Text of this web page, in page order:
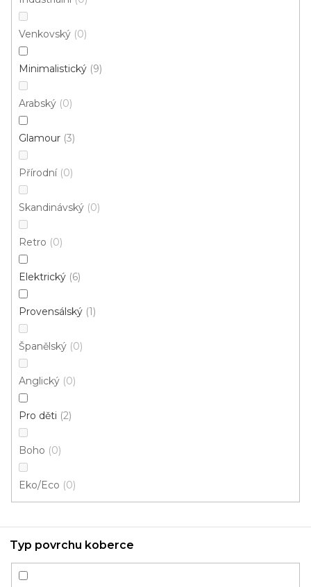
Venkovský 0
Minimalistický 9
Arabský 0
Glamour 3
Přírodní 0
Skandinávský 0
Retro 0
Elektrický 6
Provensálský 1
Španělský 0
Anglický 0
Pro děti 2
Boho 0
Eko/Eco 0
Typ povrchu koberce
Kusový koberec LABRADOR 71351 099 tyrkys
Skladem externě, odesíláme do 3 - 8 dní
od
60x115 cm
Kusový koberec DIAMOND NEW 20701 95 Grey
Skladem externě, odesíláme do 4 dnů
od1 024 Kč/ ks
160x230 cm